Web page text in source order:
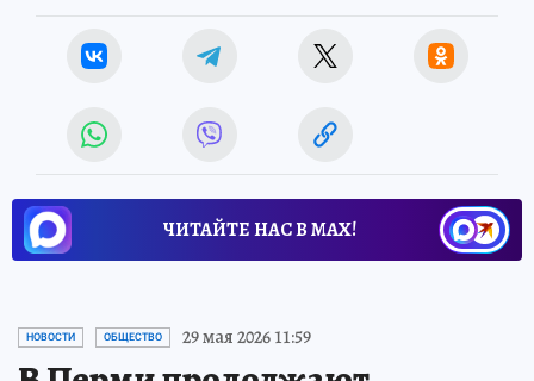
ЧИТАЙТЕ НАС В МАХ!
НОВОСТИ ОБЩЕСТВО 29 мая 2026 11:59